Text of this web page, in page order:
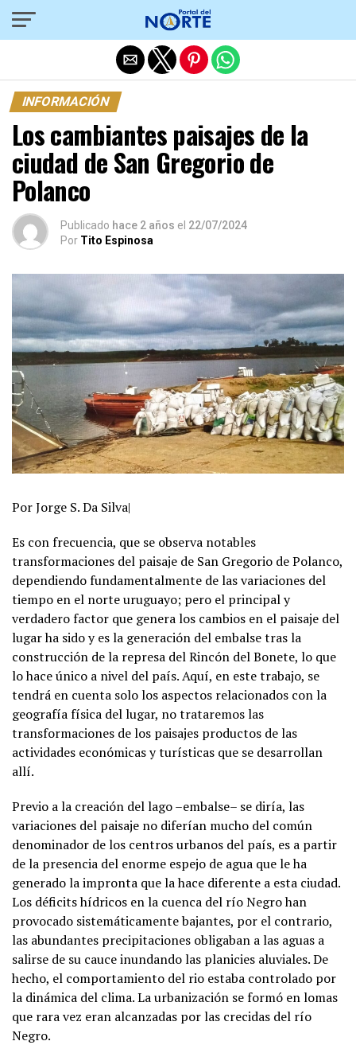
INFORMACIÓN
Los cambiantes paisajes de la
ciudad de San Gregorio de
Polanco
Publicado hace 2 años el 22/07/2024
Por Tito Espinosa
Por Jorge S. Da Silva|
Es con frecuencia, que se observa notables
transformaciones del paisaje de San Gregorio de Polanco,
dependiendo fundamentalmente de las variaciones del
tiempo en el norte uruguayo; pero el principal y
verdadero factor que genera los cambios en el paisaje del
lugar ha sido y es la generación del embalse tras la
construcción de la represa del Rincón del Bonete, lo que
lo hace único a nivel del país. Aquí, en este trabajo, se
tendrá en cuenta solo los aspectos relacionados con la
geografía física del lugar, no trataremos las
transformaciones de los paisajes productos de las
actividades económicas y turísticas que se desarrollan
allí.
Previo a la creación del lago –embalse– se diría, las
variaciones del paisaje no diferían mucho del común
denominador de los centros urbanos del país, es a partir
de la presencia del enorme espejo de agua que le ha
generado la impronta que la hace diferente a esta ciudad.
Los déficits hídricos en la cuenca del río Negro han
provocado sistemáticamente bajantes, por el contrario,
las abundantes precipitaciones obligaban a las aguas a
salirse de su cauce inundando las planicies aluviales. De
hecho, el comportamiento del rio estaba controlado por
la dinámica del clima. La urbanización se formó en lomas
que rara vez eran alcanzadas por las crecidas del río
Negro.
Salir de la versión móvil